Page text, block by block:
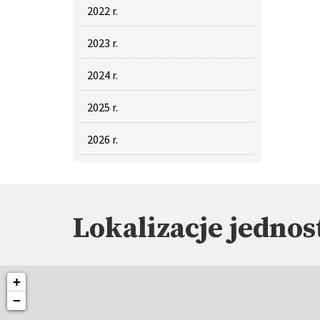
2022 r.
2023 r.
2024 r.
2025 r.
2026 r.
Lokalizacje
+
−